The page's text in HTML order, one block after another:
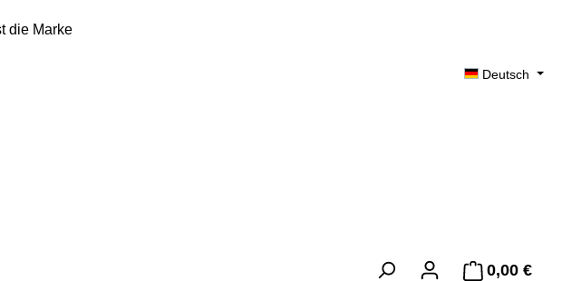
die Marke
Deutsch
0,00 €